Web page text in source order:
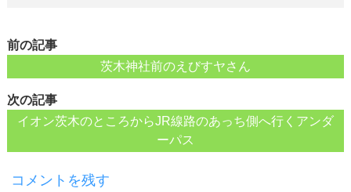
前の記事
茨木神社前のえびすヤさん
次の記事
イオン茨木のところからJR線路のあっち側へ行くアンダ
ーパス
コメントを残す